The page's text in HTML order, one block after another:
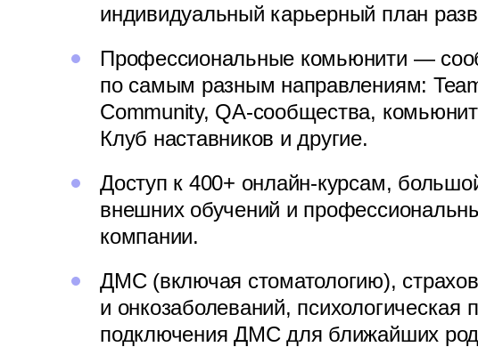
индивидуальный карьерный план
Профессиональные комьюнити —
по самым разным направлениям:
Community, QA-сообщества,
Клуб наставников и другие.
Доступ к 400+ онлайн-курсам,
внешних обучений и
компании.
ДМС (включая стоматологию),
и онкозаболеваний, психологическая
подключения ДМС для ближайших